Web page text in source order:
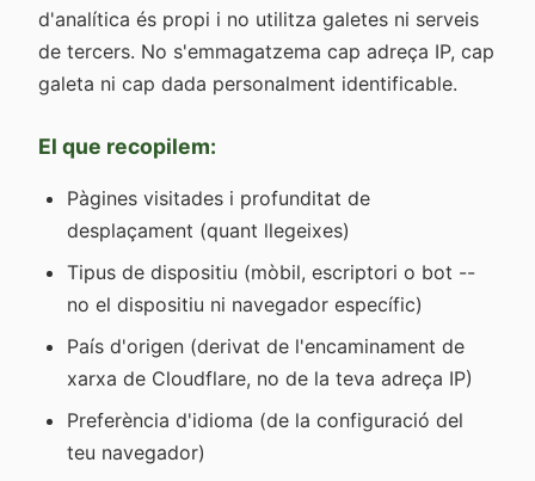
d'analítica és propi i no utilitza galetes ni serveis
de tercers. No s'emmagatzema cap adreça IP, cap
galeta ni cap dada personalment identificable.
El que recopilem:
Pàgines visitades i profunditat de
desplaçament (quant llegeixes)
Tipus de dispositiu (mòbil, escriptori o bot --
no el dispositiu ni navegador específic)
País d'origen (derivat de l'encaminament de
xarxa de Cloudflare, no de la teva adreça IP)
Preferència d'idioma (de la configuració del
teu navegador)